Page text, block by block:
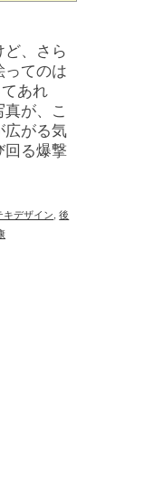
、さら
てのは
あれ
が、こ
広がる気
回る爆撃
キデザイン, 後